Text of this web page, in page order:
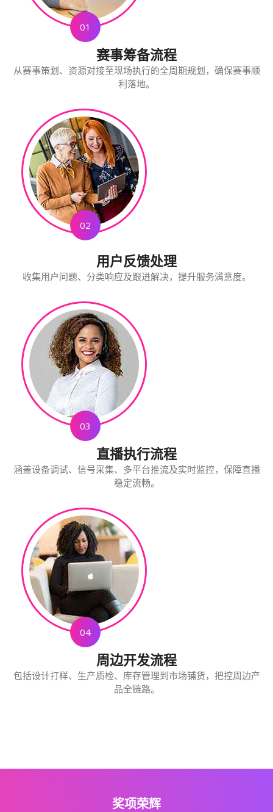
01
赛事筹备流程
从赛事策划、资源对接至现场执行的全周期规划，确保赛事顺
利落地。
02
用户反馈处理
收集用户问题、分类响应及跟进解决，提升服务满意度。
03
直播执行流程
涵盖设备调试、信号采集、多平台推流及实时监控，保障直播
稳定流畅。
04
周边开发流程
包括设计打样、生产质检、库存管理到市场铺货，把控周边产
品全链路。
奖项荣辉